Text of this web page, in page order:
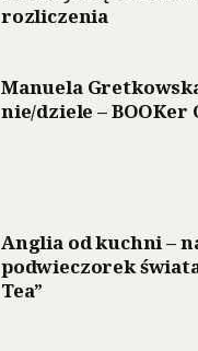
rozliczenia
Manuela
nie/dziele – BOOKer
Anglia od kuchni –
podwieczorek
Tea”